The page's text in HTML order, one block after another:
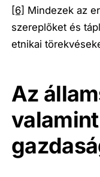
[6] Mindezek az
szereplőket és
etnikai
Az